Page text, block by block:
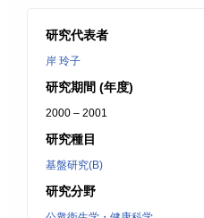
研究代表者
岸 玲子
研究期間 (年度)
2000 – 2001
研究種目
基盤研究(B)
研究分野